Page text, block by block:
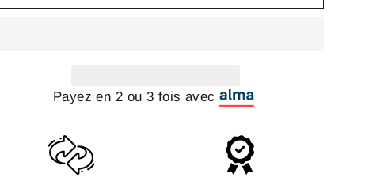
Payez en 2 ou 3 fois avec